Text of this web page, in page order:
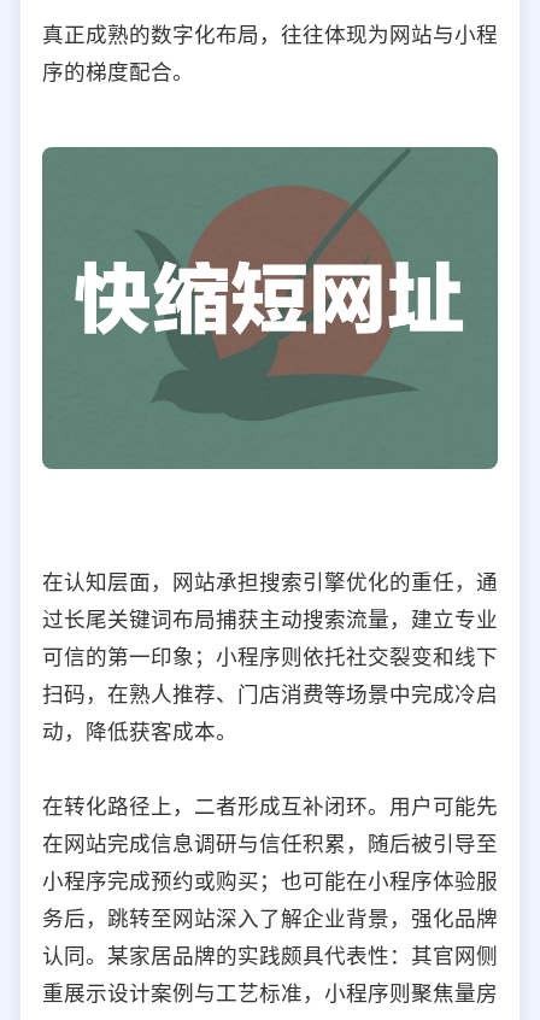
真正成熟的数字化布局，往往体现为网站与小程
序的梯度配合。
在认知层面，网站承担搜索引擎优化的重任，通
过长尾关键词布局捕获主动搜索流量，建立专业
可信的第一印象；小程序则依托社交裂变和线下
扫码，在熟人推荐、门店消费等场景中完成冷启
动，降低获客成本。
在转化路径上，二者形成互补闭环。用户可能先
在网站完成信息调研与信任积累，随后被引导至
小程序完成预约或购买；也可能在小程序体验服
务后，跳转至网站深入了解企业背景，强化品牌
认同。某家居品牌的实践颇具代表性：其官网侧
重展示设计案例与工艺标准，小程序则聚焦量房